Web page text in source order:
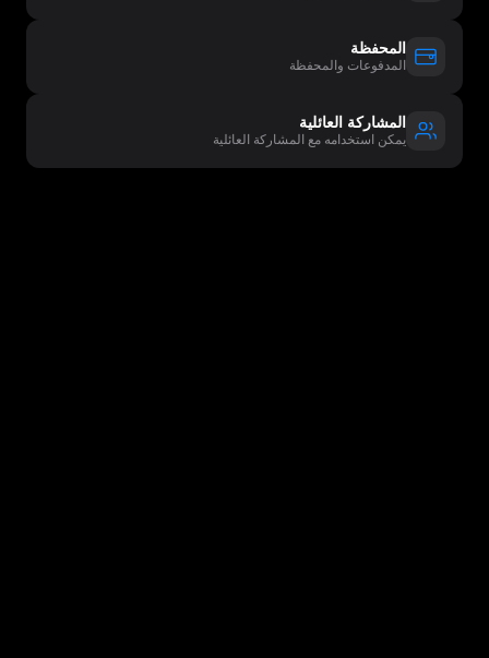
المحفظة
المدفوعات والمحفظة
المشاركة العائلية
يمكن استخدامه مع المشاركة العائلية